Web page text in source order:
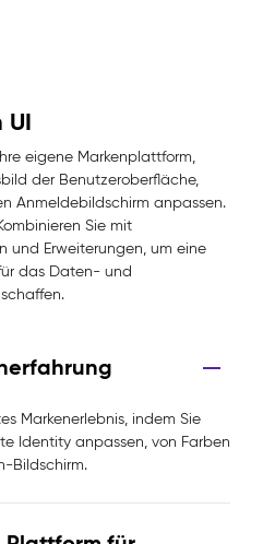
UI
eigene Markenplattform,
der Benutzeroberfläche,
Anmeldebildschirm anpassen.
Sie mit
und Erweiterungen, um eine
das Daten- und
Markenerlebnis, indem Sie
Identity anpassen, von Farben
Bildschirm.